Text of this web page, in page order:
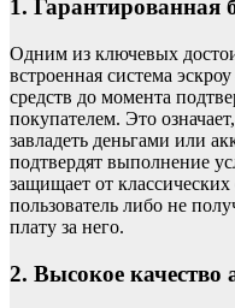
1. Гарантированная
Одним из ключевых
встроенная система
средств до момента
покупателем. Это
завладеть деньгами или
подтвердят выполнение
защищает от
пользователь либо не
плату за него.
2. Высокое качество